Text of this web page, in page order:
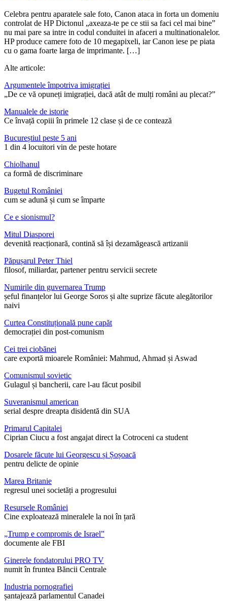
Celebra pentru aparatele sale foto, Canon ataca in forta un domeniu
controlat de HP Dictonul „axeaza-te pe ce stii sa faci cel mai bine”
nu mai pare sa intre in codul conduitei in afaceri a multinationalelor.
HP produce camere foto de 10 megapixeli, iar Canon iese pe piata
cu o gama foarte larga de imprimante. […]
Alte articole:
Argumentele împotriva imigrației
„De ce vă opuneți imigrației, dacă atât de mulți români au plecat?”
Manualele de istorie
Ce învață copiii în primele 12 clase și de ce contează
Bucureștiul peste 5 ani
1 din 4 locuitori vin de peste hotare
Chiolhanul
ca formă de discriminare
Bugetul României
cum se adună și cum se împarte
Ce e sionismul?
Mitul Diasporei
devenită reacționară, contină să își dezamăgească artizanii
Păpușarul Peter Thiel
filosof, miliardar, partener pentru servicii secrete
Numirile din guvernarea Trump
șeful finanțelor lui George Soros și alte suprize făcute alegătorilor
naivi
Curtea Constituțională pune capăt
democrației din post-comunism
Cei trei ciobănei
care exportă mioarele României: Mahmud, Ahmad și Aswad
Comunismul sovietic
Gulagul și bancherii, care l-au făcut posibil
Suveranismul american
serial despre dreapta disidentă din SUA
Primarul Capitalei
Ciprian Ciucu a fost angajat direct la Cotroceni ca student
Dosarele făcute lui Georgescu și Șoșoacă
pentru delicte de opinie
Marea Britanie
regresul unei societăți a progresului
Resursele României
Cine exploatează mineralele la noi în țară
„Trump e compromis de Israel”
documente ale FBI
Ginerele fondatorului PRO TV
numit în fruntea Băncii Centrale
Industria pornografiei
șantajează parlamentul Canadei